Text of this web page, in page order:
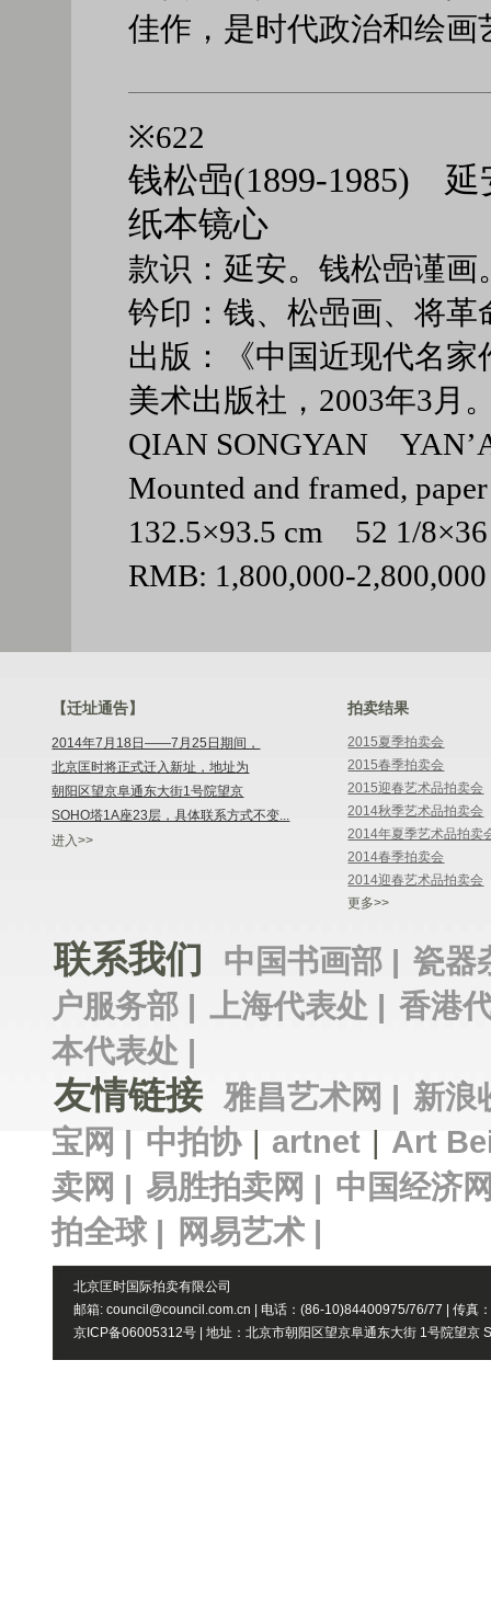
佳作，是时代政治和绘
※622
钱松喦(1899-1985) 延
纸本镜心
款识：延安。钱松喦谨画
钤印：钱、松喦画、将革
出版：《中国近现代名
美术出版社，2003年3月
QIAN SONGYAN
Mounted and framed,
132.5×93.5 cm 52 1/
RMB: 1,800,000-2,800,000
【迁址通告】
2014年7月18日——7月25日期间，
北京匡时将正式迁入新址，地址为
朝阳区望京阜通东大街1号院望京
SOHO塔1A座23层，具体联系方式不变...
进入>>
拍卖结果
2015夏季拍卖会
2015春季拍卖会
2015迎春艺术品拍卖会
2014秋季艺术品拍卖会
2014年夏季艺术品拍卖
2014春季拍卖会
2014迎春艺术品拍卖会
更多>>
联系我们 中国书画部 | 瓷器
户服务部 | 上海代表处 | 香港
本代表处 |
友情链接 雅昌艺术网 | 新浪
宝网 | 中拍协 | artnet | Art
卖网 | 易胜拍卖网 | 中国经济
拍全球 |
网易艺术 |
北京匡时国际拍卖有限公司
邮箱: council@council.com.cn | 电话：(86-10)84400975/76/77 | 传真
京ICP备06005312号 | 地址：北京市朝阳区望京阜通东大街 1号院望京